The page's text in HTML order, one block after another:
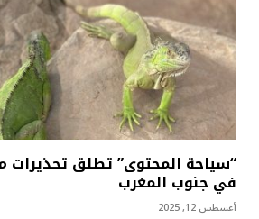
“سياحة المحتوى” تطلق تحذيرات
في جنوب المغرب
أغسطس 12, 2025